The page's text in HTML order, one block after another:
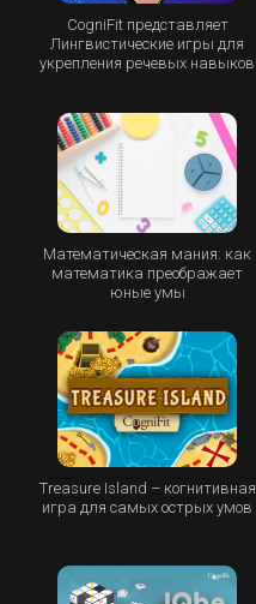
CogniFit представляет
Лингвистические игры для
укрепления речевых навыков
Математическая мания: как
математика преображает
юные умы
Treasure Island – когнитивная
игра для самых острых умов